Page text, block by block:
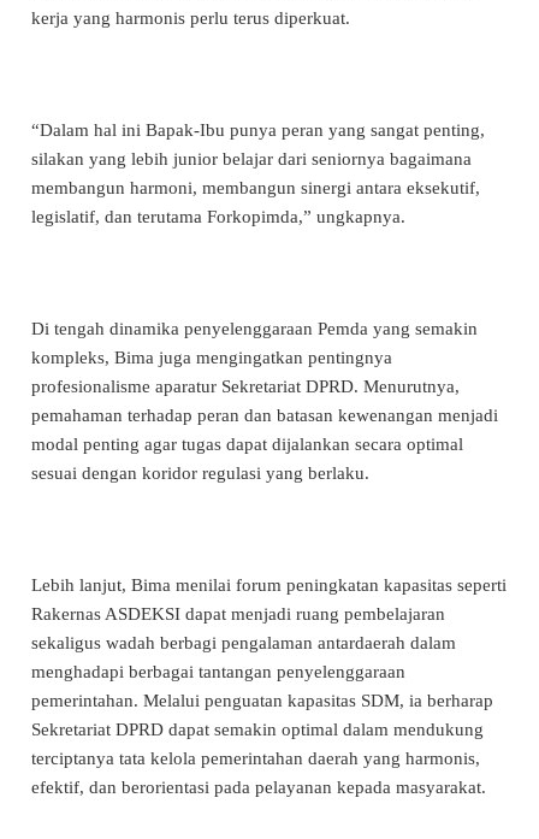
kerja yang harmonis perlu terus diperkuat.
“Dalam hal ini Bapak-Ibu punya peran yang sangat penting,
silakan yang lebih junior belajar dari seniornya bagaimana
membangun harmoni, membangun sinergi antara eksekutif,
legislatif, dan terutama Forkopimda,” ungkapnya.
Di tengah dinamika penyelenggaraan Pemda yang semakin
kompleks, Bima juga mengingatkan pentingnya
profesionalisme aparatur Sekretariat DPRD. Menurutnya,
pemahaman terhadap peran dan batasan kewenangan menjadi
modal penting agar tugas dapat dijalankan secara optimal
sesuai dengan koridor regulasi yang berlaku.
Lebih lanjut, Bima menilai forum peningkatan kapasitas seperti
Rakernas ASDEKSI dapat menjadi ruang pembelajaran
sekaligus wadah berbagi pengalaman antardaerah dalam
menghadapi berbagai tantangan penyelenggaraan
pemerintahan. Melalui penguatan kapasitas SDM, ia berharap
Sekretariat DPRD dapat semakin optimal dalam mendukung
terciptanya tata kelola pemerintahan daerah yang harmonis,
efektif, dan berorientasi pada pelayanan kepada masyarakat.